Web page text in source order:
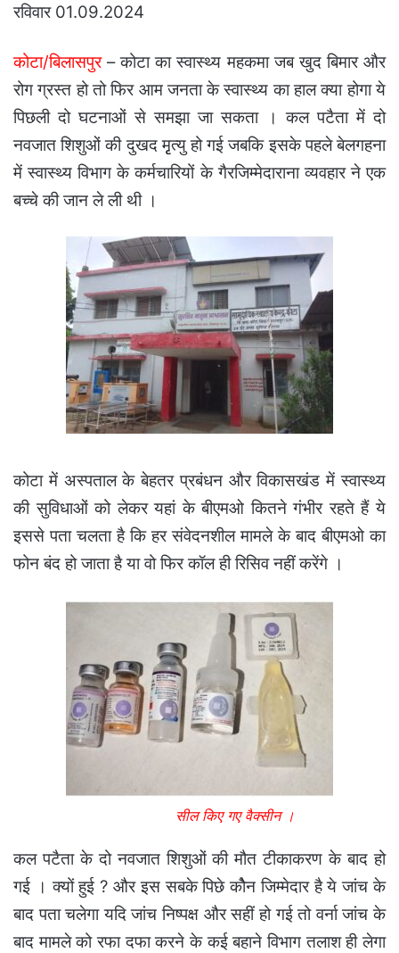
रविवार 01.09.2024
कोटा/बिलासपुर– कोटा का स्वास्थ्य महकमा जब खुद बिमार और
रोग ग्रस्त हो तो फिर आम जनता के स्वास्थ्य का हाल क्या होगा ये
पिछली दो घटनाओं से समझा जा सकता । कल पटैता में दो
नवजात शिशुओं की दुखद मृृत्यु हो गई जबकि इसके पहले बेलगहना
में स्वास्थ्य विभाग के कर्मचारियों के गैरजिम्मेदाराना व्यवहार ने एक
बच्चे की जान ले ली थी ।
कोटा में अस्पताल के बेहतर प्रबंधन और विकासखंड में स्वास्थ्य
की सुविधाओं को लेकर यहां के बीएमओ कितने गंभीर रहते हैं ये
इससे पता चलता है कि हर संवेदनशील मामले के बाद बीएमओ का
फोन बंद हो जाता है या वो फिर कॉल ही रिसिव नहीं करेंगे ।
सील किए गए वैक्सीन ।
कल पटैता के दो नवजात शिशुओं की मौत टीकाकरण के बाद हो
गई । क्यों हुई ? और इस सबके पिछे कोैन जिम्मेदार है ये जांच के
बाद पता चलेगा यदि जांच निष्पक्ष और सहीं हो गई तो वर्ना जांच के
बाद मामले को रफा दफा करने के कई बहाने विभाग तलाश ही लेगा